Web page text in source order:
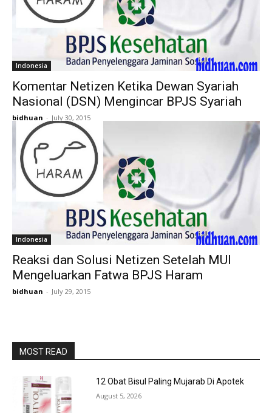
Indonesia
Komentar Netizen Ketika Dewan Syariah
Nasional (DSN) Mengincar BPJS Syariah
bidhuan - July 30, 2015
Indonesia
Reaksi dan Solusi Netizen Setelah MUI
Mengeluarkan Fatwa BPJS Haram
bidhuan - July 29, 2015
MOST READ
12 Obat Bisul Paling Mujarab Di Apotek
August 5, 2026